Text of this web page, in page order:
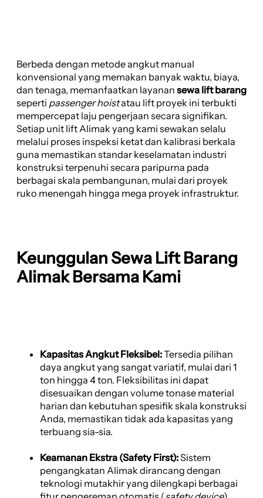
Berbeda dengan metode angkut manual
konvensional yang memakan banyak waktu, biaya,
dan tenaga, memanfaatkan layanan sewa lift barang
seperti passenger hoistatau lift proyek ini terbukti
mempercepat laju pengerjaan secara signifikan.
Setiap unit lift Alimak yang kami sewakan selalu
melalui proses inspeksi ketat dan kalibrasi berkala
guna memastikan standar keselamatan industri
konstruksi terpenuhi secara paripurna pada
berbagai skala pembangunan, mulai dari proyek
ruko menengah hingga mega proyek infrastruktur.
Keunggulan Sewa Lift Barang
Alimak Bersama Kami
Kapasitas Angkut Fleksibel:Tersedia pilihan
daya angkut yang sangat variatif, mulai dari 1
ton hingga 4 ton. Fleksibilitas ini dapat
disesuaikan dengan volume tonase material
harian dan kebutuhan spesifik skala konstruksi
Anda, memastikan tidak ada kapasitas yang
terbuang sia-sia.
Keamanan Ekstra (Safety First):Sistem
pengangkatan Alimak dirancang dengan
teknologi mutakhir yang dilengkapi berbagai